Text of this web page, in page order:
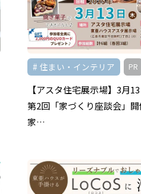
住まい・インテリア PR
【アスタ住宅展示場】3月
第2回「家づくり座談会」開
家…